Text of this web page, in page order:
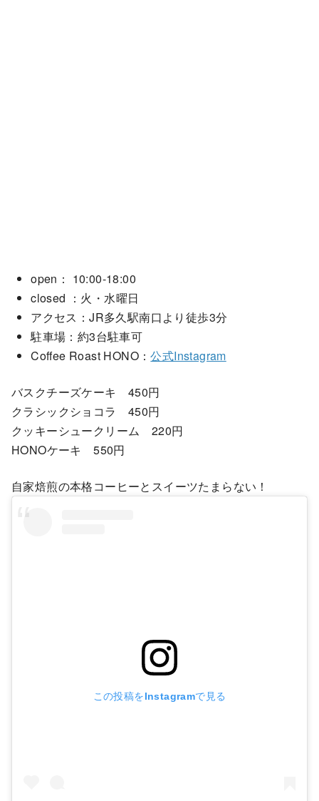
open： 10:00-18:00
closed ：火・水曜日
アクセス：JR多久駅南口より徒歩3分
駐車場：約3台駐車可
Coffee Roast HONO：公式Instagram
バスクチーズケーキ 450円
クラシックショコラ 450円
クッキーシュークリーム 220円
HONOケーキ 550円
自家焙煎の本格コーヒーとスイーツたまらない！
この投稿をInstagramで見る